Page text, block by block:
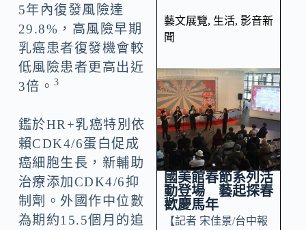
5年內復發風險達
29.8%，高風險早期
乳癌患者復發機會較
低風險患者更高出近
3倍。3
鑑於HR+乳癌特別依
賴CDK4/6蛋白促成
癌細胞生長，新輔助
治療添加CDK4/6抑
制劑。外國作中位數
為期約15.5個月的追
藝文展覽, 生活, 影音新
聞
國美館春節系列活
動登場 藝起探春
歡慶馬年
【記者 宋佳景/台中報